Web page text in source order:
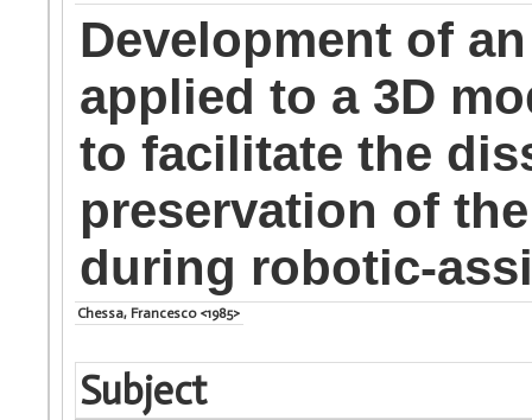
Development of
applied to a 3D
to facilitate the
preservation of
during robotic-
Chessa, Francesco <1985>
Subject